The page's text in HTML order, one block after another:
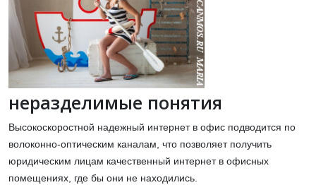
неразделимые понятия
Высокоскоростной надежный интернет в офис подводится по
волоконно-оптическим каналам, что позволяет получить
юридическим лицам качественный интернет в офисных
помещениях, где бы они не находились.